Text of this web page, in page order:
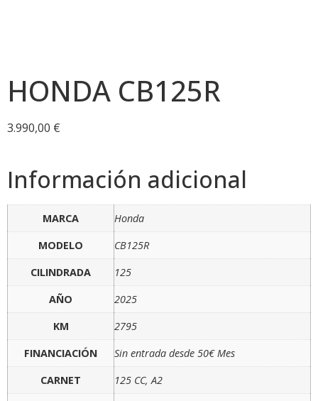
HONDA CB125R
3.990,00 €
Información adicional
MARCA
Honda
MODELO
CB125R
CILINDRADA
125
AÑO
2025
KM
2795
FINANCIACIÓN
Sin entrada desde 50€ Mes
CARNET
125 CC, A2